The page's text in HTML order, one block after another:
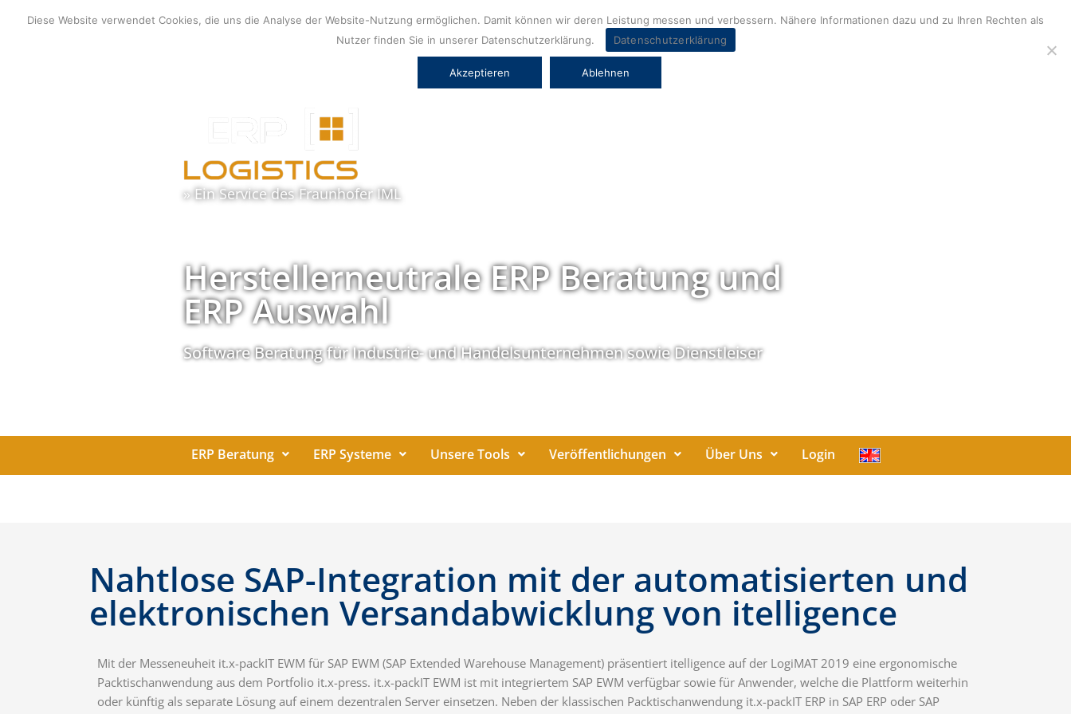
Inhalt
» Ein Service desFraunhofer IML
Herstellerneutrale ERP Beratung und
ERP Auswahl
Software Beratung für Industrie- und Handelsunternehmen sowie Dienstleiser
ERP Beratung ERP Systeme Unsere Tools Veröffentlichungen Über Uns Login
Nahtlose SAP-Integration mit der automatisierten und
elektronischen Versandabwicklung von itelligence
Mit der Messeneuheit it.x-packIT EWM für SAP EWM (SAP Extended Warehouse Management) präsentiert itelligence auf der LogiMAT 2019 eine ergonomische
Packtischanwendung aus dem Portfolio it.x-press. it.x-packIT EWM ist mit integriertem SAP EWM verfügbar sowie für Anwender, welche die Plattform weiterhin
oder künftig als separate Lösung auf einem dezentralen Server einsetzen. Neben der klassischen Packtischanwendung it.x-packIT ERP in SAP ERP oder SAP
Diese Website verwendet Cookies, die uns die Analyse der Website-Nutzung ermöglichen. Damit können wir deren Leistung messen und verbessern. Nähere Informationen dazu und zu Ihren Rechten als
Nutzer finden Sie in unserer Datenschutzerklärung.
Datenschutzerklärung
Akzeptieren Ablehnen